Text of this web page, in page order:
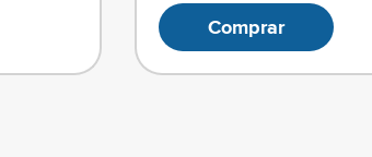
Comprar